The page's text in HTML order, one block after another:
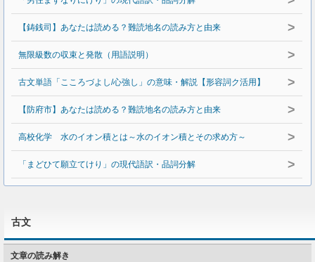
【鋳銭司】あなたは読める？難読地名の読み方と由来 >
無限級数の収束と発散（用語説明） >
古文単語「こころづよし/心強し」の意味・解説【形容詞ク活用】 >
【防府市】あなたは読める？難読地名の読み方と由来 >
高校化学 水のイオン積とは～水のイオン積とその求め方～ >
「まどひて願立てけり」の現代語訳・品詞分解 >
古文
文章の読み解き